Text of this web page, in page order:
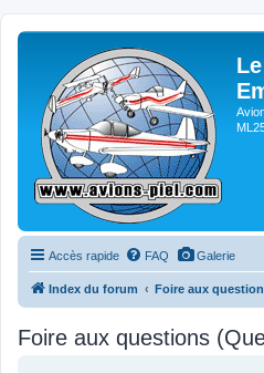
Accès rapide FAQ Galerie
Index du forum Foire aux
Foire aux questions